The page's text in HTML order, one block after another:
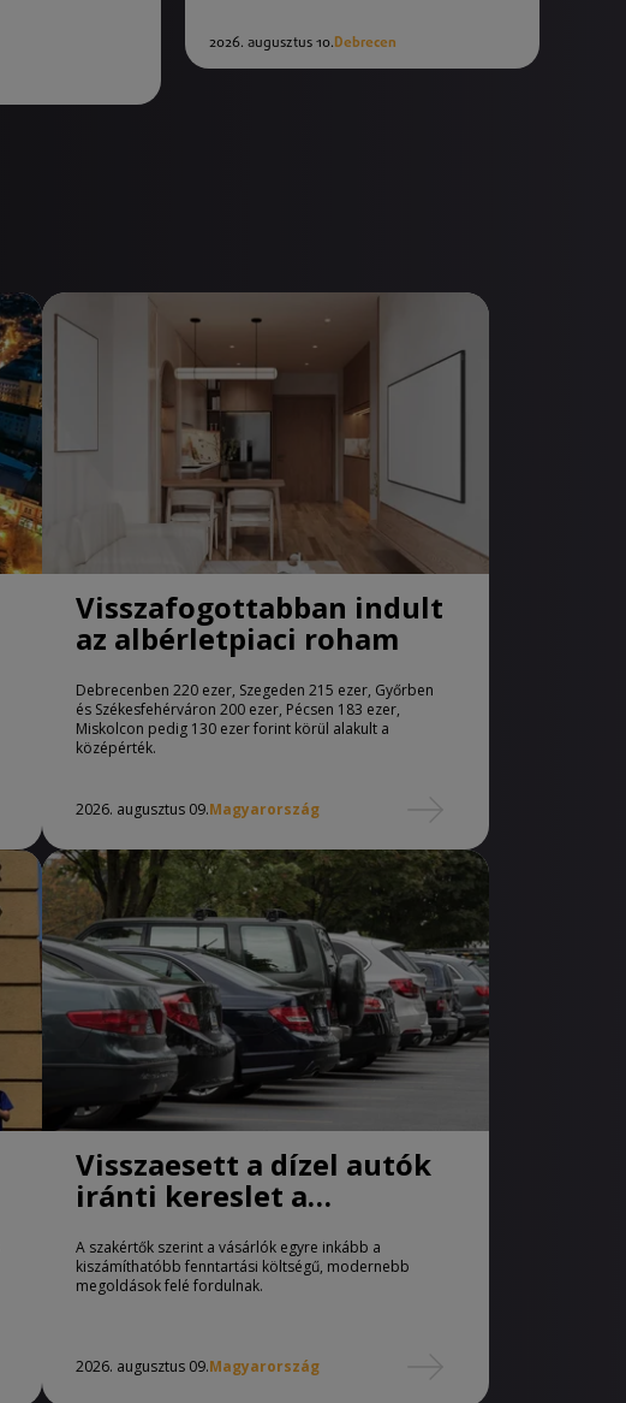
2026. augusztus 10.Debrecen
Visszafogottabban indult
az albérletpiaci roham
Debrecenben 220 ezer, Szegeden 215 ezer, Győrben
és Székesfehérváron 200 ezer, Pécsen 183 ezer,
Miskolcon pedig 130 ezer forint körül alakult a
középérték.
2026. augusztus 09.Magyarország
Visszaesett a dízel autók
iránti kereslet a
A szakértők szerint a vásárlók egyre inkább a
kiszámíthatóbb fenntartási költségű, modernebb
megoldások felé fordulnak.
2026. augusztus 09.Magyarország